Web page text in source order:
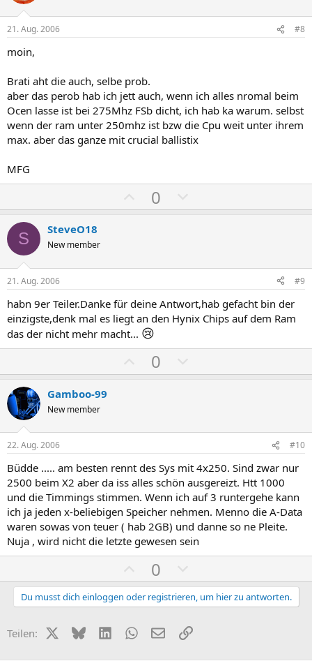
t
v
S
t
i
m
m
t
v
t
i
m
m
21. Aug. 2006 #8
moin,
Brati aht die auch, selbe prob.
aber das perob hab ich jett auch, wenn ich alles nromal beim
Ocen lasse ist bei 275Mhz FSb dicht, ich hab ka warum. selbst
wenn der ram unter 250mhz ist bzw die Cpu weit unter ihrem
max. aber das ganze mit crucial ballistix
MFG
o
t
v
e
S
t
m
0
e
t
v
e
S
t
m
S SteveO18
New member
21. Aug. 2006 #9
habn 9er Teiler.Danke für deine Antwort,hab gefacht bin der
einzigste,denk mal es liegt an den Hynix Chips auf dem Ram
das der nicht mehr macht... 😢
o
t
v
e
S
t
i
m
m
e
0
e
t
v
e
S
t
i
m
m
e
Gamboo-99
New member
22. Aug. 2006 #10
Büdde ..... am besten rennt des Sys mit 4x250. Sind zwar nur
2500 beim X2 aber da iss alles schön ausgereizt. Htt 1000
und die Timmings stimmen. Wenn ich auf 3 runtergehe kann
ich ja jeden x-beliebigen Speicher nehmen. Menno die A-Data
waren sowas von teuer ( hab 2GB) und danne so ne Pleite.
Nuja , wird nicht die letzte gewesen sein
o
s
0
e
g
t
Du musst dich einloggen oder registrieren, um hier zu antworten.
Teilen: X (Twitter)
BlueskyLinkedInWhatsApp
E-MailLink